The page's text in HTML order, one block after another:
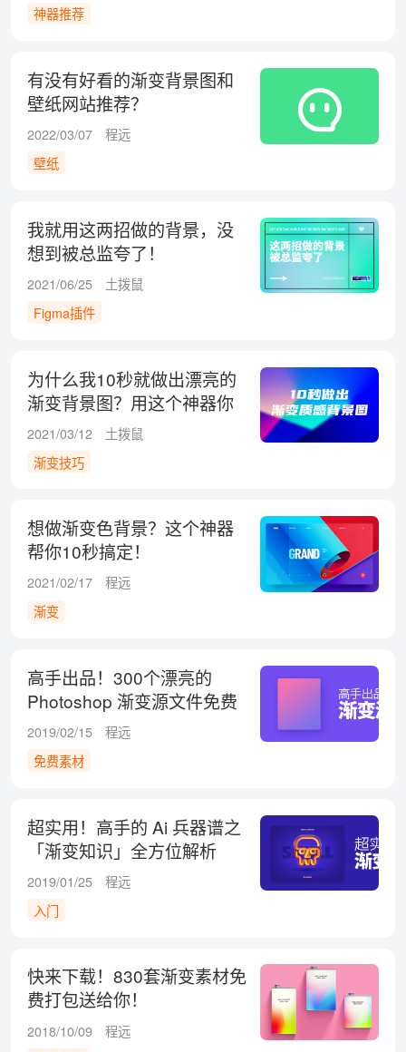
神器推荐
有没有好看的渐变背景图和
壁纸网站推荐？
2022/03/07
程远
壁纸
我就用这两招做的背景，没
想到被总监夸了！
2021/06/25
土拨鼠
Figma插件
为什么我10秒就做出漂亮的
渐变背景图？用这个神器你
也可以！
2021/03/12
土拨鼠
渐变技巧
想做渐变色背景？这个神器
帮你10秒搞定！
2021/02/17
程远
渐变
高手出品！300个漂亮的
Photoshop 渐变源文件免费
下载！
2019/02/15
程远
免费素材
超实用！高手的 Ai 兵器谱之
「渐变知识」全方位解析
（下）
2019/01/25
程远
入门
快来下载！830套渐变素材免
费打包送给你！
2018/10/09
程远